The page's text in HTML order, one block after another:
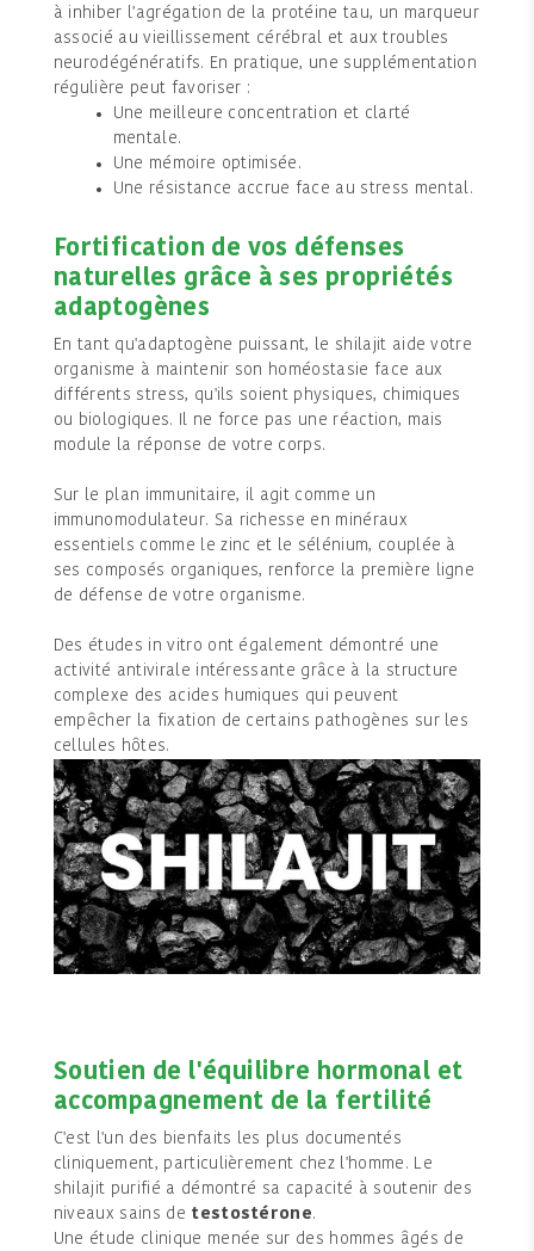
à inhiber l'agrégation de la protéine tau, un marqueur
associé au vieillissement cérébral et aux troubles
neurodégénératifs. En pratique, une supplémentation
régulière peut favoriser :
Une meilleure concentration et clarté
mentale.
Une mémoire optimisée.
Une résistance accrue face au stress mental.
Fortification de vos défenses
naturelles grâce à ses propriétés
adaptogènes
En tant qu'adaptogène puissant, le shilajit aide votre
organisme à maintenir son homéostasie face aux
différents stress, qu'ils soient physiques, chimiques
ou biologiques. Il ne force pas une réaction, mais
module la réponse de votre corps.
Sur le plan immunitaire, il agit comme un
immunomodulateur. Sa richesse en minéraux
essentiels comme le zinc et le sélénium, couplée à
ses composés organiques, renforce la première ligne
de défense de votre organisme.
Des études in vitro ont également démontré une
activité antivirale intéressante grâce à la structure
complexe des acides humiques qui peuvent
empêcher la fixation de certains pathogènes sur les
cellules hôtes.
Soutien de l'équilibre hormonal et
accompagnement de la fertilité
C'est l'un des bienfaits les plus documentés
cliniquement, particulièrement chez l'homme. Le
shilajit purifié a démontré sa capacité à soutenir des
niveaux sains de testostérone.
Une étude clinique menée sur des hommes âgés de